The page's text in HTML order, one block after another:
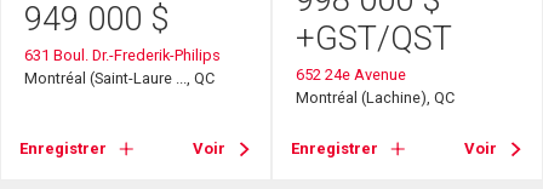
949 000 $
631 Boul. Dr.-Frederik-Philips
Montréal (Saint-Laure ..., QC
Enregistrer Voir
+GST/QST
652 24e Avenue
Montréal (Lachine), QC
Enregistrer Voir